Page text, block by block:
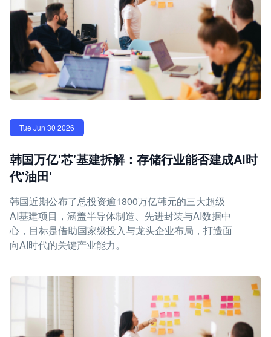
Tue Jun 30 2026
韩国万亿'芯'基建拆解：存储行业能否建成AI时
代'油田'
韩国近期公布了总投资逾1800万亿韩元的三大超级
AI基建项目，涵盖半导体制造、先进封装与AI数据中
心，目标是借助国家级投入与龙头企业布局，打造面
向AI时代的关键产业能力。